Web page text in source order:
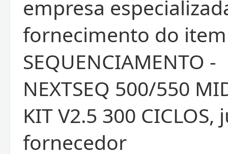
empresa
fornecimento do item
SEQUENCIAMENTO -
NEXTSEQ 500/550
KIT V2.5 300
fornecedor